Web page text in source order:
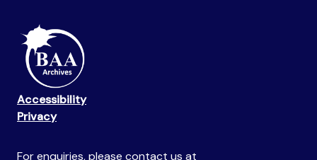
Accessibility
Privacy
For enquiries, please contact us at